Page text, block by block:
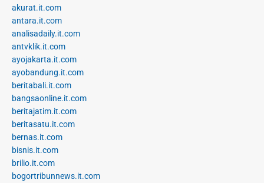
akurat.it.com
antara.it.com
analisadaily.it.com
antvklik.it.com
ayojakarta.it.com
ayobandung.it.com
beritabali.it.com
bangsaonline.it.com
beritajatim.it.com
beritasatu.it.com
bernas.it.com
bisnis.it.com
brilio.it.com
bogortribunnews.it.com